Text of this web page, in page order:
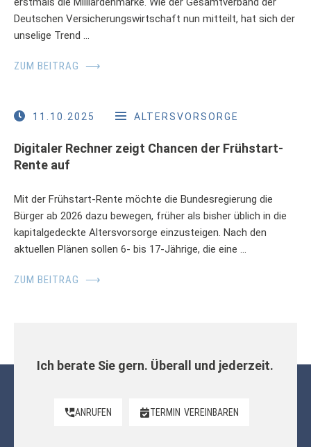
Deutschen Versicherungswirtschaft nun mitteilt, hat sich der
unselige Trend …
ZUM BEITRAG ⟶
11.10.2025 ALTERSVORSORGE
Digitaler Rechner zeigt Chancen der Frühstart-
Rente auf
Mit der Frühstart-Rente möchte die Bundesregierung die
Bürger ab 2026 dazu bewegen, früher als bisher üblich in die
kapitalgedeckte Altersvorsorge einzusteigen. Nach den
aktuellen Plänen sollen 6- bis 17-Jährige, die eine …
ZUM BEITRAG ⟶
Ich berate Sie gern. Überall und jederzeit.
ANRUFEN TERMIN VEREINBAREN